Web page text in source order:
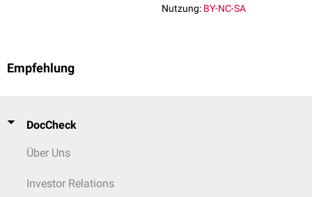
Nutzung: BY-NC-SA
Empfehlung
DocCheck
Über Uns
Investor Relations